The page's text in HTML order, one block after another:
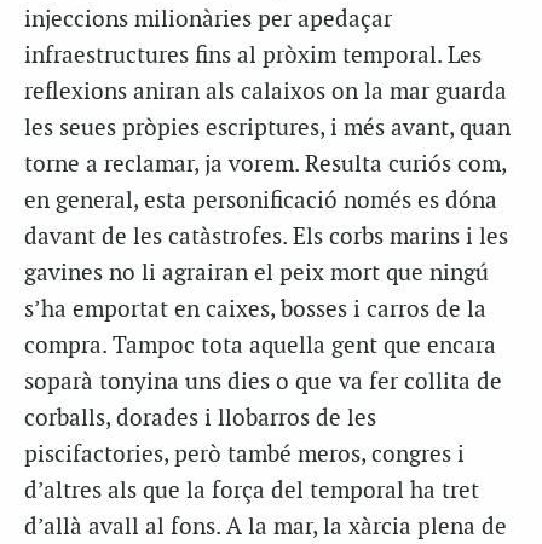
injeccions milionàries per apedaçar
infraestructures fins al pròxim temporal. Les
reflexions aniran als calaixos on la mar guarda
les seues pròpies escriptures, i més avant, quan
torne a reclamar, ja vorem. Resulta curiós com,
en general, esta personificació només es dóna
davant de les catàstrofes. Els corbs marins i les
gavines no li agrairan el peix mort que ningú
s’ha emportat en caixes, bosses i carros de la
compra. Tampoc tota aquella gent que encara
soparà tonyina uns dies o que va fer collita de
corballs, dorades i llobarros de les
piscifactories, però també meros, congres i
d’altres als que la força del temporal ha tret
d’allà avall al fons. A la mar, la xàrcia plena de